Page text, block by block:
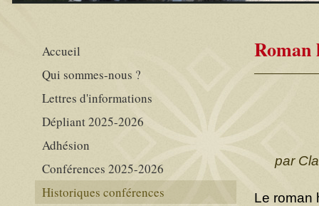
Roman
par
Le roman
Accueil
Qui sommes-nous ?
Lettres d'informations
Dépliant 2025-2026
Adhésion
Conférences 2025-2026
Historiques conférences